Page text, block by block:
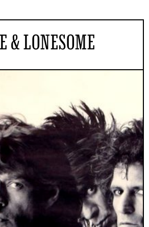
& LONESOME